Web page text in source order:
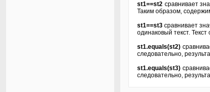
st1==st2 сравнивает
Таким образом,
st1==st3 сравнивает
одинаковый текст.
st1.equals(st2)
следовательно,
st1.equals(st3)
следовательно,